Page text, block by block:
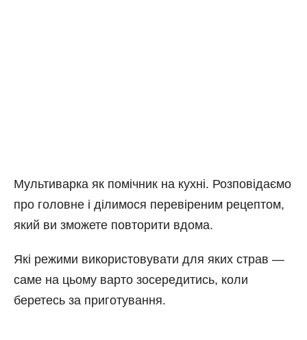
Мультиварка як помічник на кухні. Розповідаємо
про головне і ділимося перевіреним рецептом,
який ви зможете повторити вдома.
Які режими використовувати для яких страв —
саме на цьому варто зосередитись, коли
беретесь за приготування.